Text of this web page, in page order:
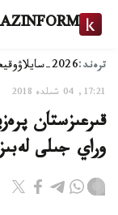
ترەند:2026-سايلاۋ
17:21, 04 شىلدە 2018
وراي جىلى